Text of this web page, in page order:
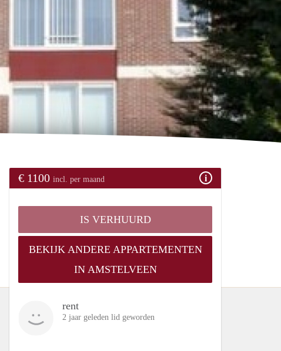
€ 1100 incl. per maand
IS VERHUURD
BEKIJK ANDERE APPARTEMENTEN
IN AMSTELVEEN
rent
2 jaar geleden lid geworden